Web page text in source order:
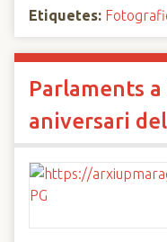
Etiquetes:
Parlaments
aniversari